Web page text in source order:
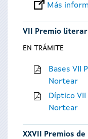
Más
VII Premio
EN TRÁMITE
Bases VII
Nortear
Díptico
Nortear
XXVII Premios